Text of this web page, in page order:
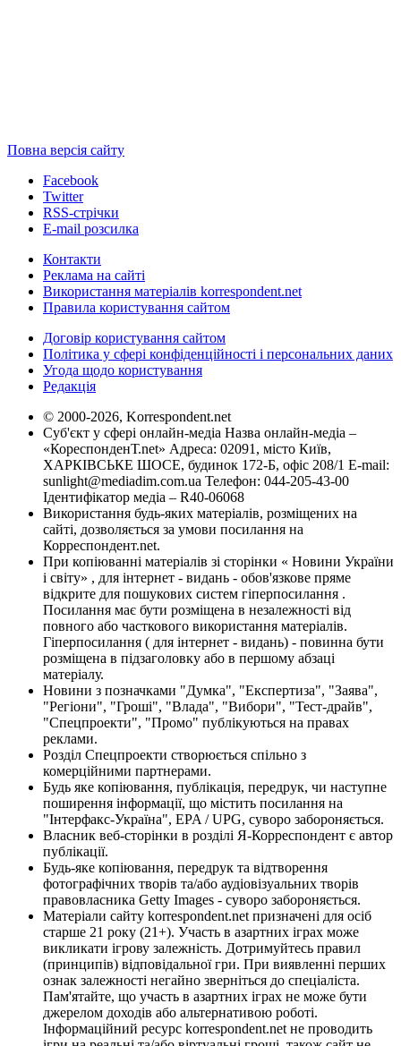
Повна версія сайту
Facebook
Twitter
RSS-стрічки
E-mail розсилка
Контакти
Реклама на сайті
Використання матеріалів korrespondent.net
Правила користування сайтом
Договір користування сайтом
Політика у сфері конфіденційності і персональних даних
Угода щодо користування
Редакція
© 2000-2026, Korrespondent.net
Суб'єкт у сфері онлайн-медіа Назва онлайн-медіа –
«КореспонденТ.net» Адреса: 02091, місто Київ,
ХАРКІВСЬКЕ ШОСЕ, будинок 172-Б, офіс 208/1 E-mail:
sunlight@mediadim.com.ua Телефон: 044-205-43-00
Ідентифікатор медіа – R40-06068
Використання будь-яких матеріалів, розміщених на
сайті, дозволяється за умови посилання на
Корреспондент.net.
При копіюванні матеріалів зі сторінки « Новини України
і світу» , для інтернет - видань - обов'язкове пряме
відкрите для пошукових систем гіперпосилання .
Посилання має бути розміщена в незалежності від
повного або часткового використання матеріалів.
Гіперпосилання ( для інтернет - видань) - повинна бути
розміщена в підзаголовку або в першому абзаці
матеріалу.
Новини з позначками "Думка", "Експертиза", "Заява",
"Регіони", "Гроші", "Влада", "Вибори", "Тест-драйв",
"Спецпроекти", "Промо" публікуються на правах
реклами.
Розділ Спецпроекти створюється спільно з
комерційними партнерами.
Будь яке копіювання, публікація, передрук, чи наступне
поширення інформації, що містить посилання на
"Інтерфакс-Україна", EPA / UPG, суворо забороняється.
Власник веб-сторінки в розділі Я-Корреспондент є автор
публікації.
Будь-яке копіювання, передрук та відтворення
фотографічних творів та/або аудіовізуальних творів
правовласника Getty Images - суворо забороняється.
Матеріали сайту korrespondent.net призначені для осіб
старше 21 року (21+). Участь в азартних іграх може
викликати ігрову залежність. Дотримуйтесь правил
(принципів) відповідальної гри. При виявленні перших
ознак залежності негайно зверніться до спеціаліста.
Пам'ятайте, що участь в азартних іграх не може бути
джерелом доходів або альтернативою роботі.
Інформаційний ресурс korrespondent.net не проводить